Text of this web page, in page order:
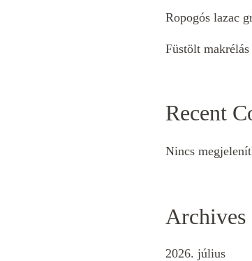
Ropogós lazac
Füstölt
Recent
Nincs
Archives
2026. július